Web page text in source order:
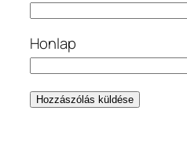
Honlap